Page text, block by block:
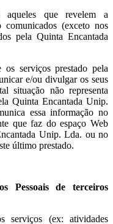
aqueles que revelem a
(exceto nos
pela Quinta Encantada
serviços prestado pela
e/ou divulgar os seus
situação não representa
Quinta Encantada Unip.
essa informação no
que faz do espaço Web
Unip. Lda. ou no
último prestado.
Pessoais de terceiros
serviços (ex: atividades